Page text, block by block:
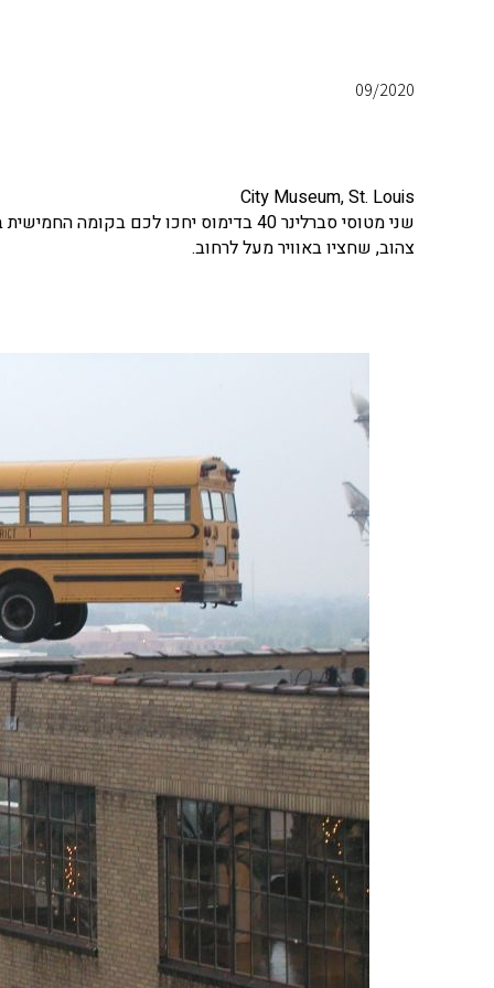
09/2020
City Museum, St. Louis
שני מטוסי סברלינר 40 בדימוס יחכו לכם
צהוב, שחציו באוויר מעל לרחוב.